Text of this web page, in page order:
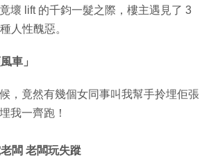
壞 lift 的千鈞一髮之際，樓主遇見了 3
人性醜惡。
車」
，竟然有幾個女同事叫我幫手拎埋佢張
我一齊跑！
闆 老闆玩失蹤